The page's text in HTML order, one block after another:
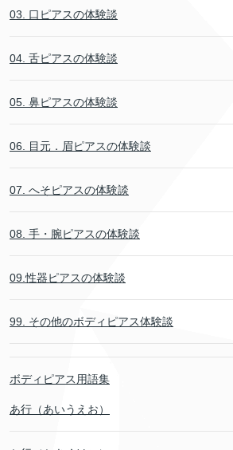
03. 口ピアスの体験談
04. 舌ピアスの体験談
05. 鼻ピアスの体験談
06. 目元．眉ピアスの体験談
07. へそピアスの体験談
08. 手・腕ピアスの体験談
09.性器ピアスの体験談
99. その他のボディピアス体験談
ボディピアス用語集
あ行（あいうえお）